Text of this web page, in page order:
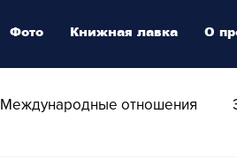
Международные отношения
Фото Книжная лавка О